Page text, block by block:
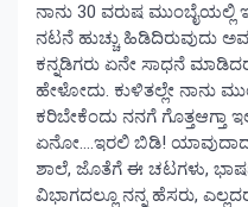
ನಾನು 30 ವರುಷ ಮುಂಬೈಯಲ್ಲಿ
ನಟನೆ ಹುಚ್ಚು ಹಿಡಿದಿರುವುದು
ಕನ್ನಡಿಗರು ಏನೇ ಸಾಧನೆ
ಹೇಳೋದು. ಕುಳಿತಲ್ಲೇ ನಾನು
ಕರಿಬೇಕೆಂದು ನನಗೆ ಗೊತ್ತಆಗ್ತಾ
ಏನೋ….ಇರಲಿ ಬಿಡಿ!
ಶಾಲೆ, ಜೊತೆಗೆ ಈ ಚಟಗಳು,
ವಿಭಾಗದಲ್ಲೂ ನನ್ನ ಹೆಸರು,